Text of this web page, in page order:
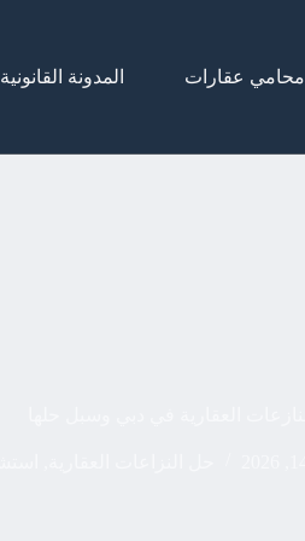
محامي عقارات
المدونة القانونية